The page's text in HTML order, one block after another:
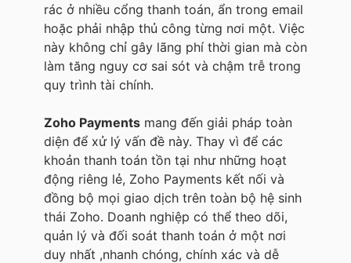
rác ở nhiều cổng thanh toán, ẩn trong email
hoặc phải nhập thủ công từng nơi một. Việc
này không chỉ gây lãng phí thời gian mà còn
làm tăng nguy cơ sai sót và chậm trễ trong
quy trình tài chính.
Zoho Payments mang đến giải pháp toàn
diện để xử lý vấn đề này. Thay vì để các
khoản thanh toán tồn tại như những hoạt
động riêng lẻ, Zoho Payments kết nối và
đồng bộ mọi giao dịch trên toàn bộ hệ sinh
thái Zoho. Doanh nghiệp có thể theo dõi,
quản lý và đối soát thanh toán ở một nơi
duy nhất ,nhanh chóng, chính xác và dễ